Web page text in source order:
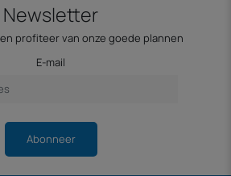
Newsletter
profiteer van onze goede plannen
E-mail
Abonneer